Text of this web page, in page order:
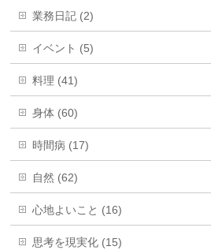
業務日記 (2)
イベント (5)
料理 (41)
身体 (60)
時間病 (17)
自然 (62)
心地よいこと (16)
思考を現実化 (15)